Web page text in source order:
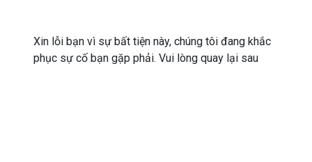
Xin lỗi bạn vì sự bất tiện này, chúng tôi đang khắc
phục sự cố bạn gặp phải. Vui lòng quay lại sau